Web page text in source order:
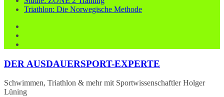
Triathlon: Die Norwegische Methode
DER AUSDAUERSPORT-EXPERTE
Schwimmen, Triathlon & mehr mit Sportwissenschaftler Holger
Lüning